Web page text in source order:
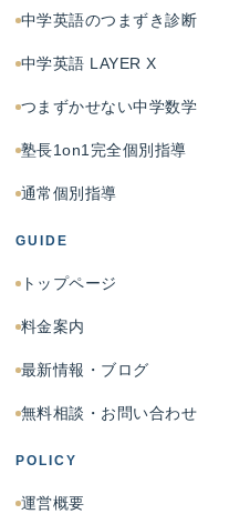
中学英語のつまずき診断
中学英語 LAYER X
つまずかせない中学数学
塾長1on1完全個別指導
通常個別指導
GUIDE
トップページ
料金案内
最新情報・ブログ
無料相談・お問い合わせ
POLICY
運営概要